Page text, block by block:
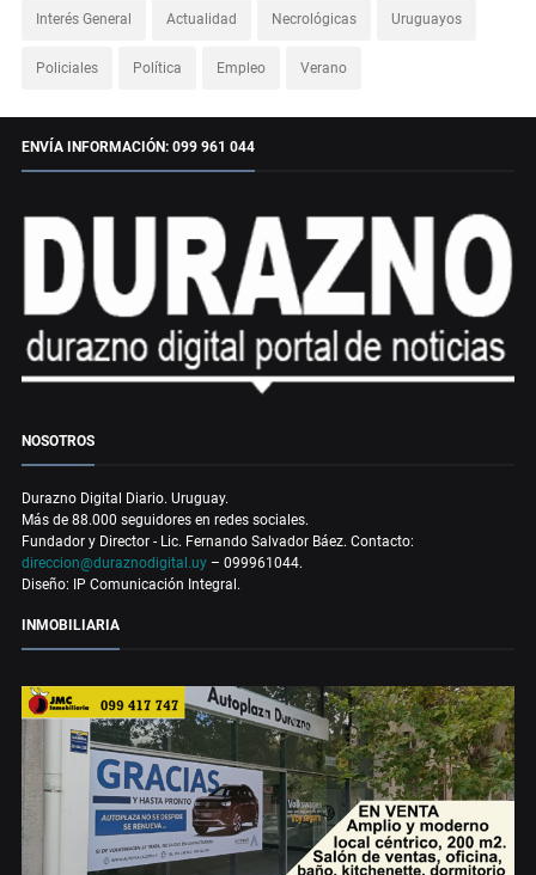
Interés General Actualidad Necrológicas Uruguayos
Policiales Política Empleo Verano
ENVÍA INFORMACIÓN: 099 961 044
NOSOTROS
Durazno Digital Diario. Uruguay.
Más de 88.000 seguidores en redes sociales.
Fundador y Director - Lic. Fernando Salvador Báez. Contacto:
direccion@duraznodigital.uy – 099961044.
Diseño: IP Comunicación Integral.
INMOBILIARIA